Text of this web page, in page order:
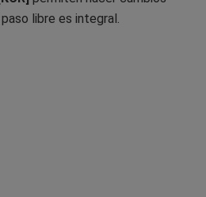
libre es integral.